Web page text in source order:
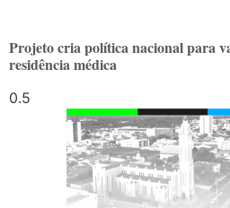
Projeto cria política nacional para
residência médica